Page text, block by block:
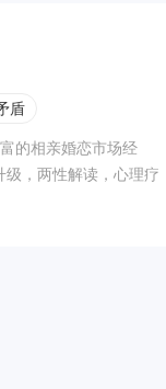
盾
的相亲婚恋市场经
，两性解读，心理疗